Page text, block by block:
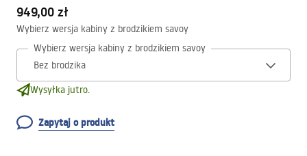
949,00 zł
Wybierz wersja kabiny z brodzikiem savoy
Wybierz wersja kabiny z brodzikiem savoy
Wysyłka jutro.
Zapytaj o produkt